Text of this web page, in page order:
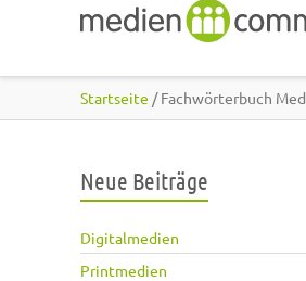
Startseite / Fachwörterbuch
Neue Beiträge
Digitalmedien
Printmedien